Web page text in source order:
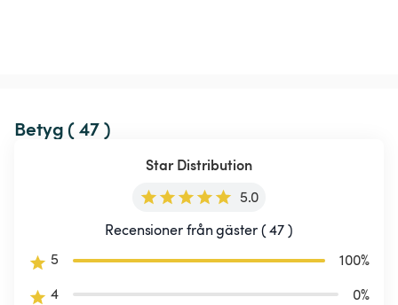
Betyg ( 47 )
Star Distribution
5.0
Recensioner från gäster ( 47 )
5
100%
4
0%